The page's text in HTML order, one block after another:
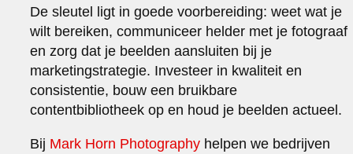
De sleutel ligt in goede voorbereiding: weet wat je
wilt bereiken, communiceer helder met je fotograaf
en zorg dat je beelden aansluiten bij je
marketingstrategie. Investeer in kwaliteit en
consistentie, bouw een bruikbare
contentbibliotheek op en houd je beelden actueel.
Bij Mark Horn Photography helpen we bedrijven